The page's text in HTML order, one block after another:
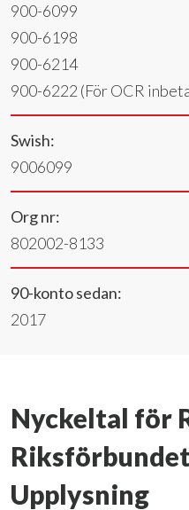
900-6099
900-6198
900-6214
900-6222 (För OCR
Swish:
9006099
Org nr:
802002-8133
90-konto sedan:
2017
Nyckeltal för
Upplysning